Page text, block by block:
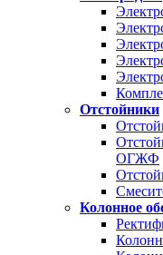
Отстойники
ОГЖФ
Колонное